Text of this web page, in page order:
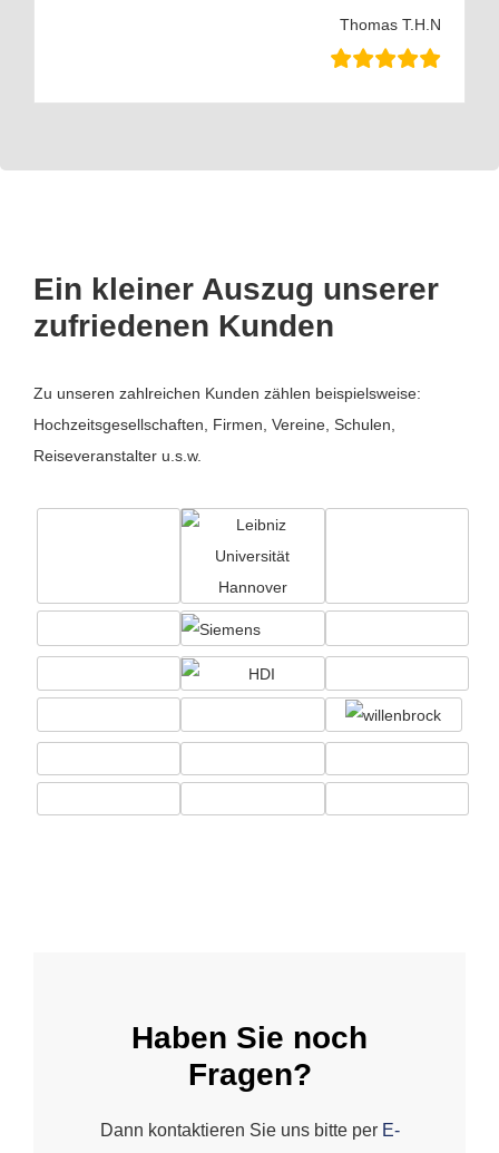
Thomas T.H.N
Ein kleiner Auszug unserer
zufriedenen Kunden
Zu unseren zahlreichen Kunden zählen beispielsweise:
Hochzeitsgesellschaften, Firmen, Vereine, Schulen,
Reiseveranstalter u.s.w.
Haben Sie noch
Fragen?
Dann kontaktieren Sie uns bitte per E-